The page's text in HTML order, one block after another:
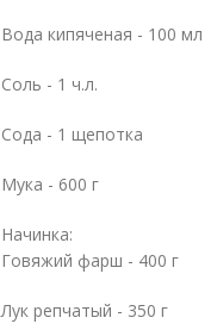
Вода кипяченая - 100 мл
Соль - 1 ч.л.
Сода - 1 щепотка
Мука - 600 г
Начинка:
Говяжий фарш - 400 г
Лук репчатый - 350 г